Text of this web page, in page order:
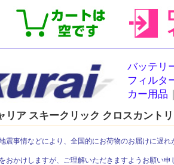
バッテリ
フィルタ
カー用品
リア スキークリック クロスカント
震事情などにより、全国的にお荷物のお届けに遅
おかけしますが、ご理解いただきますようお願い申